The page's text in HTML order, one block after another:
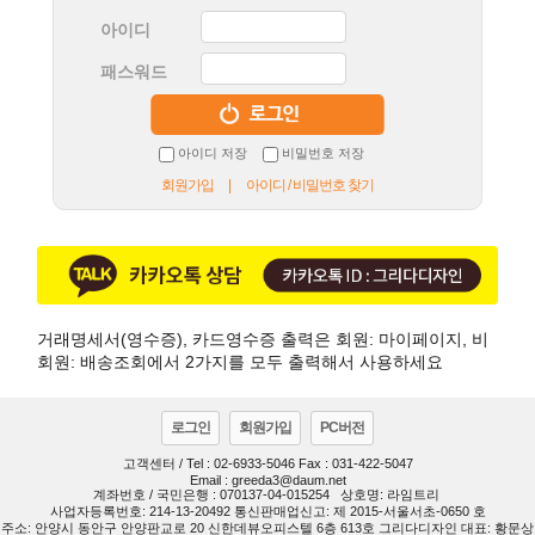
아이디
패스워드
아이디 저장 비밀번호 저장
회원가입 | 아이디 / 비밀번호 찾기
거래명세서(영수증), 카드영수증 출력은 회원: 마이페이지, 비
회원: 배송조회에서 2가지를 모두 출력해서 사용하세요
로그인 회원가입 PC버전
고객센터 / Tel : 02-6933-5046 Fax : 031-422-5047
Email : greeda3@daum.net
계좌번호 / 국민은행 : 070137-04-015254
상호명: 라임트리
사업자등록번호: 214-13-20492 통신판매업신고: 제 2015-서울서초-0650 호
주소: 안양시 동안구 안양판교로 20 신한데뷰오피스텔 6층 613호 그리다디자인 대표: 황문상